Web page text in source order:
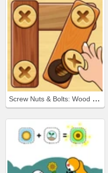
Screw Nuts & Bolts: Wood Solve